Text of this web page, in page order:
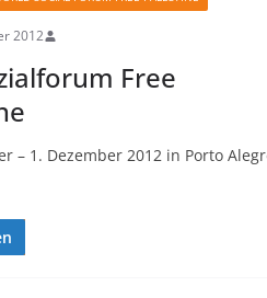
2012
Free
– 1. Dezember 2012 in Porto